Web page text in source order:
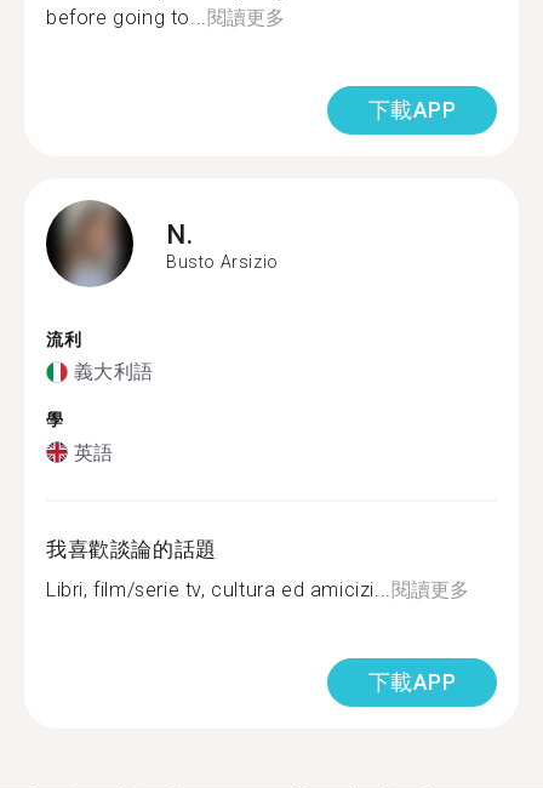
before going to... 閱讀更多
下載APP
N.
Busto Arsizio
流利
義大利語
學
英語
我喜歡談論的話題
Libri, film/serie tv, cultura ed amicizi... 閱讀更多
下載APP